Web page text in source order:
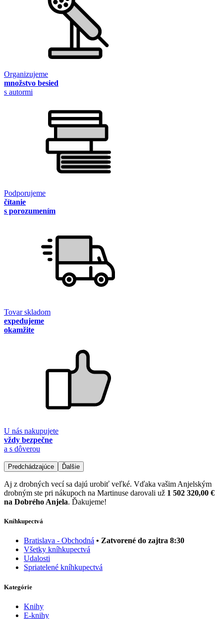
Organizujeme
množstvo besied
s autormi
Podporujeme
čítanie
s porozumením
Tovar skladom
expedujeme
okamžite
U nás nakupujete
vždy bezpečne
a s dôverou
Predchádzajúce Ďalšie
Aj z drobných vecí sa dajú urobiť veľké. Vďaka vašim Anjelským
drobným ste pri nákupoch na Martinuse darovali už 1 502 320,00 €
na Dobrého Anjela. Ďakujeme!
Kníhkupectvá
Bratislava - Obchodná • Zatvorené do zajtra 8:30
Všetky kníhkupectvá
Udalosti
Spriatelené kníhkupectvá
Kategórie
Knihy
E-knihy